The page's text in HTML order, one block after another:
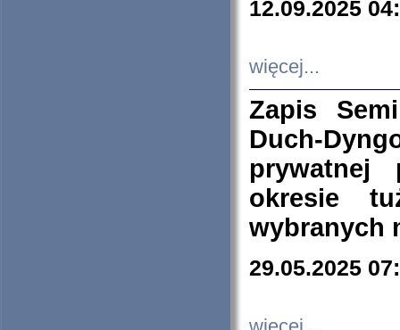
12.09.2025
więcej...
Zapis
Duch-
prywatnej
okresie
wybranych
29.05.2025